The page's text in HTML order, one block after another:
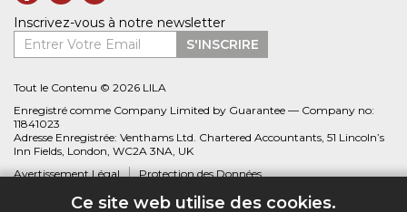
Ce site web utilise des cookies.
Inscrivez-vous à notre newsletter
Entrer Votre Email
S'INSCRIRE
Tout le Contenu © 2026 LILA
Enregistré comme Company Limited by Guarantee — Company no:
11841023
Adresse Enregistrée: Venthams Ltd. Chartered Accountants, 51 Lincoln’s
Inn Fields, London, WC2A 3NA, UK
Avertissement Légal
Protection des Données